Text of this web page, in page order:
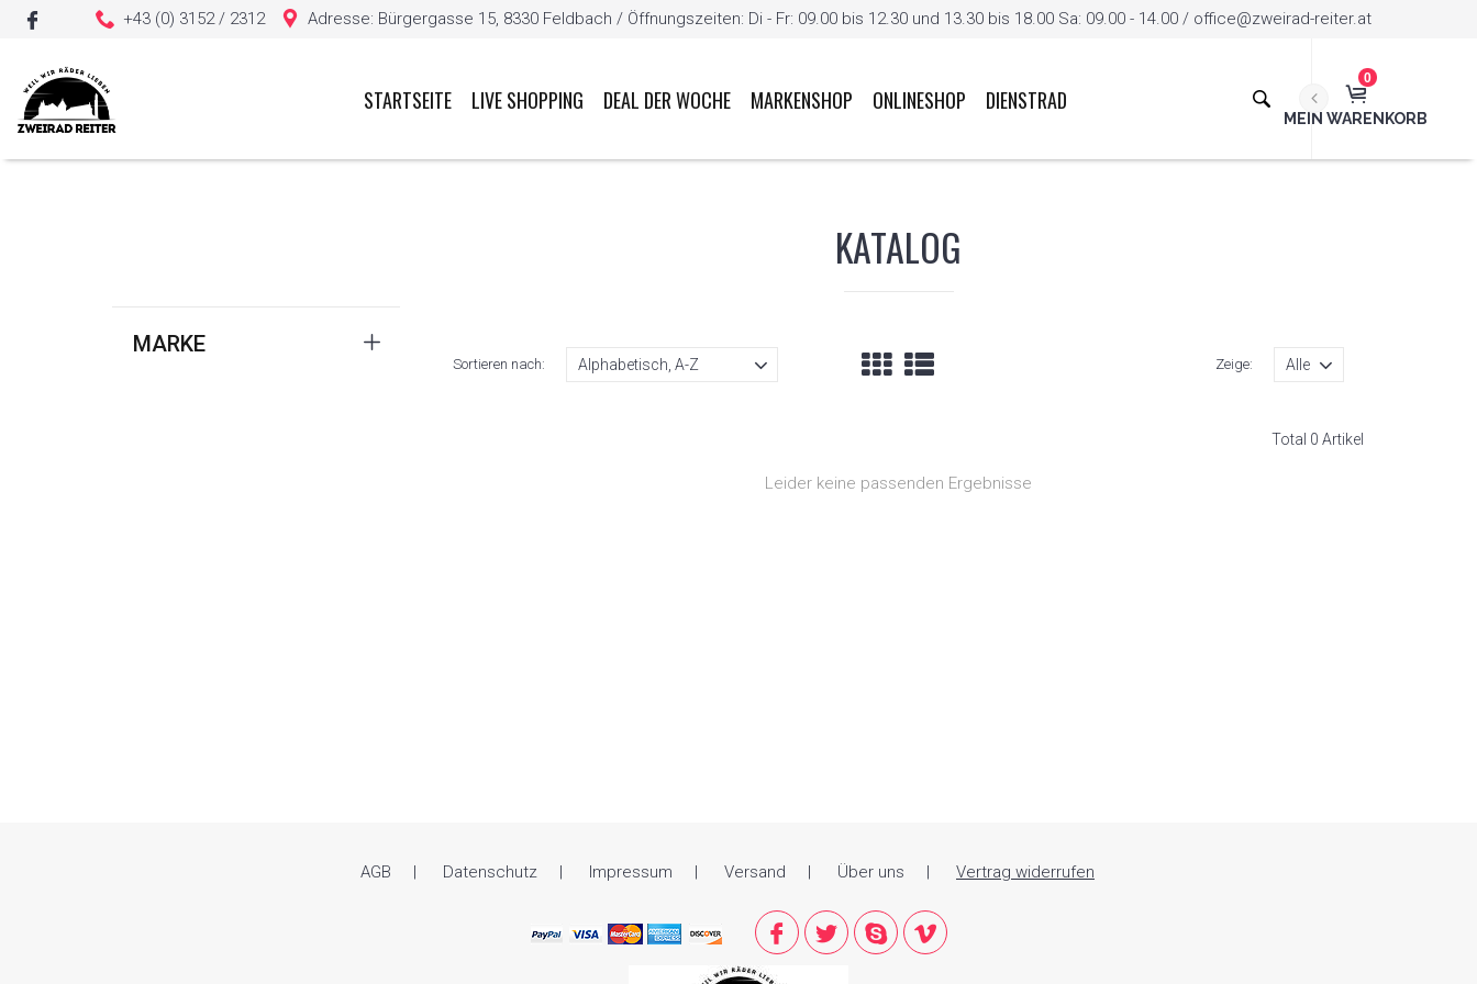
+43 (0) 3152 / 2312 Adresse: Bürgergasse 15, 8330 Feldbach / Öffnungszeiten: Di - Fr: 09.00 bis 12.30 und 13.30 bis 18.00 Sa: 09.00 - 14.00 / office@zweirad-reiter.at
0
MEIN WARENKORB
STARTSEITE LIVE SHOPPING DEAL DER WOCHE MARKENSHOP ONLINESHOP DIENSTRAD
MARKE
KATALOG
Sortieren nach: Zeige:
Total 0 Artikel
Leider keine passenden Ergebnisse
AGB Datenschutz Impressum Versand Über uns Vertrag widerrufen